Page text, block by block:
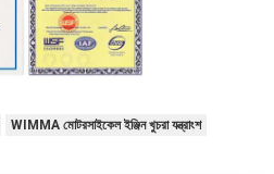
WIMMA মোটরসাইকেল ইঞ্জিন খুচরা যন্ত্রাংশ